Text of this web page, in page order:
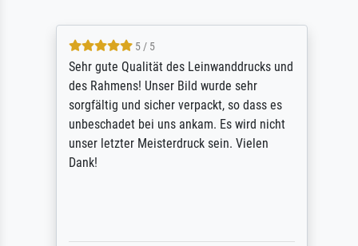
5 / 5
Sehr gute Qualität des Leinwanddrucks und
des Rahmens! Unser Bild wurde sehr
sorgfältig und sicher verpackt, so dass es
unbeschadet bei uns ankam. Es wird nicht
unser letzter Meisterdruck sein. Vielen
Dank!